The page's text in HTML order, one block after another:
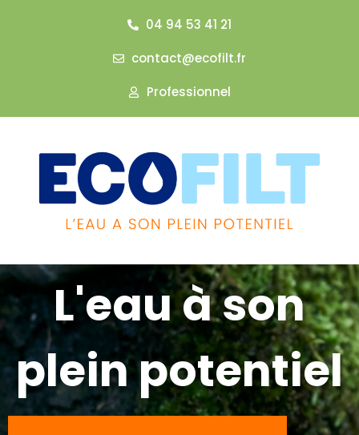
04 94 53 41 21
contact@ecofilt.fr
Professionnel
L'eau à son
plein potentiel